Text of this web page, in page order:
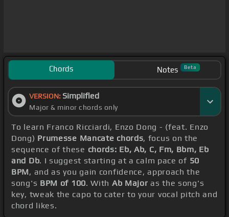
Chords Notes Beta
VERSION: Simplified
Major & minor chords only
To learn Franco Ricciardi, Enzo Dong - (feat. Enzo
Dong) Prumesse Mancate chords, focus on the
sequence of these chords: Eb, Ab, C, Fm, Bbm, Eb
and Db. I suggest starting at a calm pace of 50
BPM, and as you gain confidence, approach the
song's BPM of 100. With Ab Major as the song's
key, tweak the capo to cater to your vocal pitch and
chord likes.